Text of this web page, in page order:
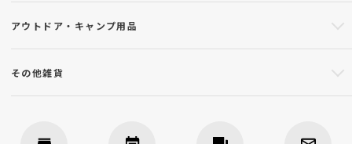
アウトドア・キャンプ用品
その他雑貨